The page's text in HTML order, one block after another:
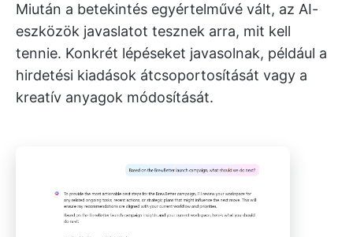
Miután a betekintés egyértelművé vált, az AI-
eszközök javaslatot tesznek arra, mit kell
tennie. Konkrét lépéseket javasolnak, például a
hirdetési kiadások átcsoportosítását vagy a
kreatív anyagok módosítását.